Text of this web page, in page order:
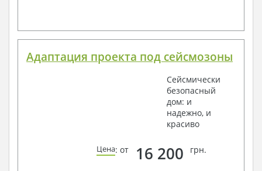
Адаптация проекта под сейсмозоны
Сейсмически
безопасный
дом: и
надежно, и
красиво
Цена: от 16 200 грн.